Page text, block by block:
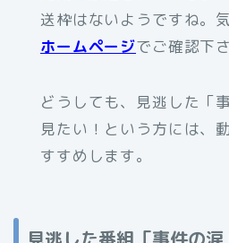
送枠はないようですね。
ホームページでご確認下さ
どうしても、見逃した「
見たい！という方には、
すすめします。